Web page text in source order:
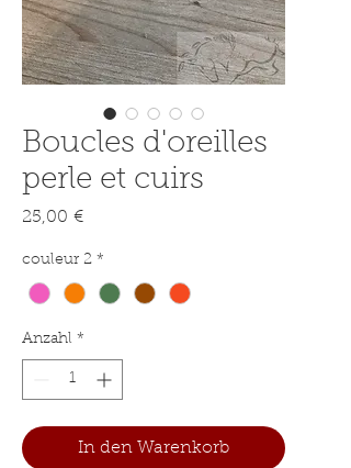
Boucles d'oreilles
perle et cuirs
25,00 €Preis
couleur 2 *
Anzahl *
In den Warenkorb